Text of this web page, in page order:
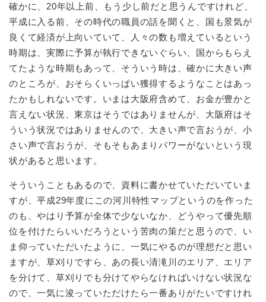
確かに、20年以上前、もう少し前だと思うんですけれど、
平成に入る前、その時代の職員の話を聞くと、国も景気が
良くて経済が上向いていて、人々の数も増えているという
時期は、実際に予算が執行できないぐらい、国からもらえ
てたような時期もあって、そういう時は、確かに大きい声
のところが、おそらくいっぱい獲得するようなことはあっ
たかもしれないです。いまは大阪府含めて、お金が豊かと
言えない状況、東京はそうではありませんが、大阪府はそ
ういう状況ではありませんので、大きい声で言おうが、小
さい声で言おうが、そもそもあまりパワーがないという現
状があると思います。
そういうこともあるので、資料に書かせていただいていま
すが、平成29年度にこの河川特性マップというのを作った
のも、やはり予算が全体で少ないなか、どうやって優先順
位を付けたらいいだろうという苦肉の策だと思うので、い
ま仰っていただいたように、一気にやるのが理想だと思い
ますが、草刈りですら、あの長い清滝川のエリア、エリア
を分けて、草刈りでも分けてやらなければいけない状況な
ので、一気に浚っていただけたら一番ありがたいですけれ